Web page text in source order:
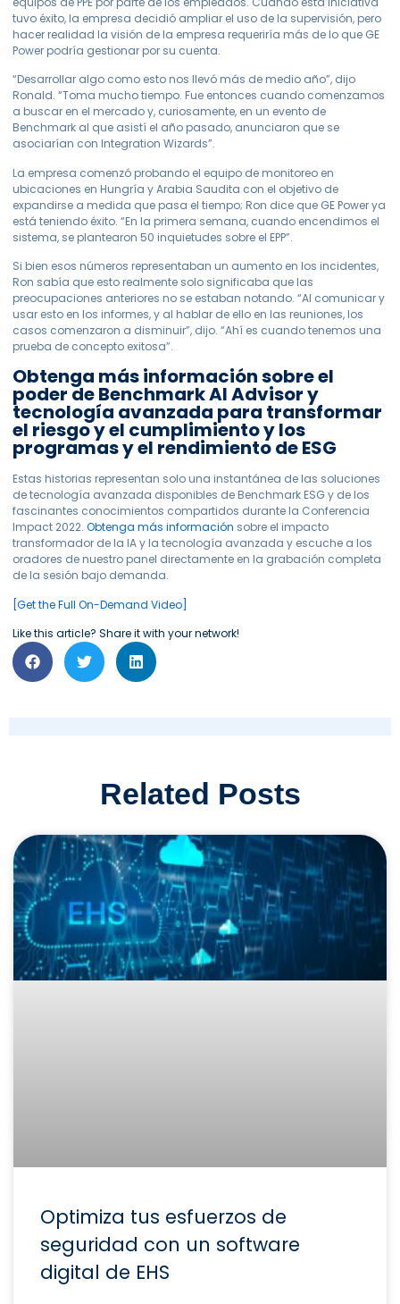
tuvo éxito, la empresa decidió ampliar el uso de la supervisión, pero
hacer realidad la visión de la empresa requeriría más de lo que GE
Power podría gestionar por su cuenta.
“Desarrollar algo como esto nos llevó más de medio año”, dijo
Ronald. “Toma mucho tiempo. Fue entonces cuando comenzamos
a buscar en el mercado y, curiosamente, en un evento de
Benchmark al que asistí el año pasado, anunciaron que se
asociarían con Integration Wizards”.
La empresa comenzó probando el equipo de monitoreo en
ubicaciones en Hungría y Arabia Saudita con el objetivo de
expandirse a medida que pasa el tiempo; Ron dice que GE Power ya
está teniendo éxito. “En la primera semana, cuando encendimos el
sistema, se plantearon 50 inquietudes sobre el EPP”.
Si bien esos números representaban un aumento en los incidentes,
Ron sabía que esto realmente solo significaba que las
preocupaciones anteriores no se estaban notando. “Al comunicar y
usar esto en los informes, y al hablar de ello en las reuniones, los
casos comenzaron a disminuir”, dijo. “Ahí es cuando tenemos una
prueba de concepto exitosa”.
Obtenga más información sobre el
poder de Benchmark AI Advisor y
tecnología avanzada para transformar
el riesgo y el cumplimiento y los
programas y el rendimiento de ESG
Estas historias representan solo una instantánea de las soluciones
de tecnología avanzada disponibles de Benchmark ESG y de los
fascinantes conocimientos compartidos durante la Conferencia
Impact 2022.Obtenga más información sobre el impacto
transformador de la IA y la tecnología avanzada y escuche a los
oradores de nuestro panel directamente en la grabación completa
de la sesión bajo demanda.
[Get the Full On-Demand Video]
Like this article? Share it with your network!
Related Posts
Optimiza tus esfuerzos de
seguridad con un software
digital de EHS